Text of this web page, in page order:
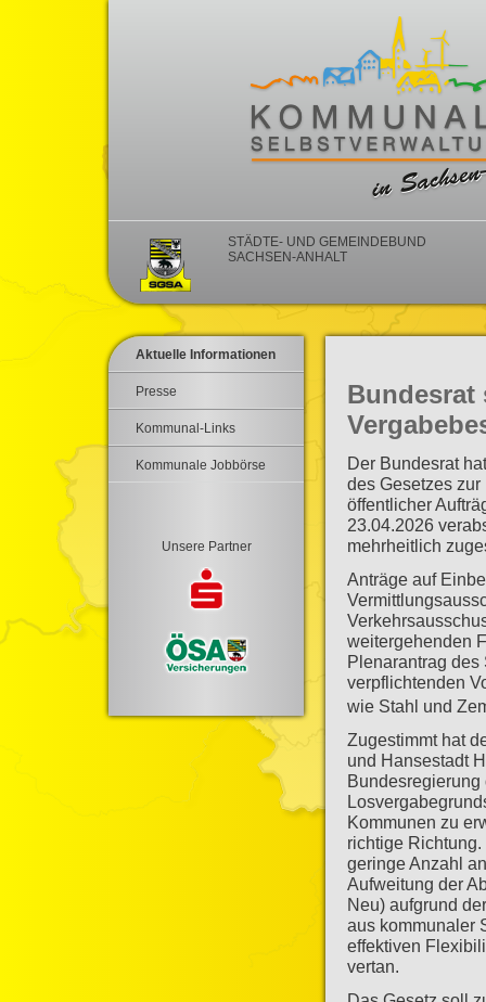
STÄDTE- UND GEMEINDEBUND
SACHSEN-ANHALT
Aktuelle Informationen
Presse
Kommunal-Links
Kommunale Jobbörse
Unsere Partner
Bundesrat
Der Bundesrat
des Gesetzes
öffentlicher
23.04.2026
mehrheitlich
Anträge auf
weitergehenden
Plenarantrag
verpflichtenden
wie Stahl und
Zugestimmt hat
und Hansestadt
Kommunen zu
richtige
geringe Anzahl
Aufweitung der
Neu) aufgrund
aus kommunaler
effektiven
vertan.